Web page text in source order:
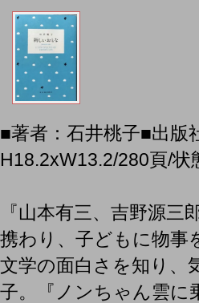
■著者：石井桃子■出版
H18.2xW13.2/
『山本有三、吉野源
携わり、子どもに物事
文学の面白さを知り、
子。『ノンちゃん雲に